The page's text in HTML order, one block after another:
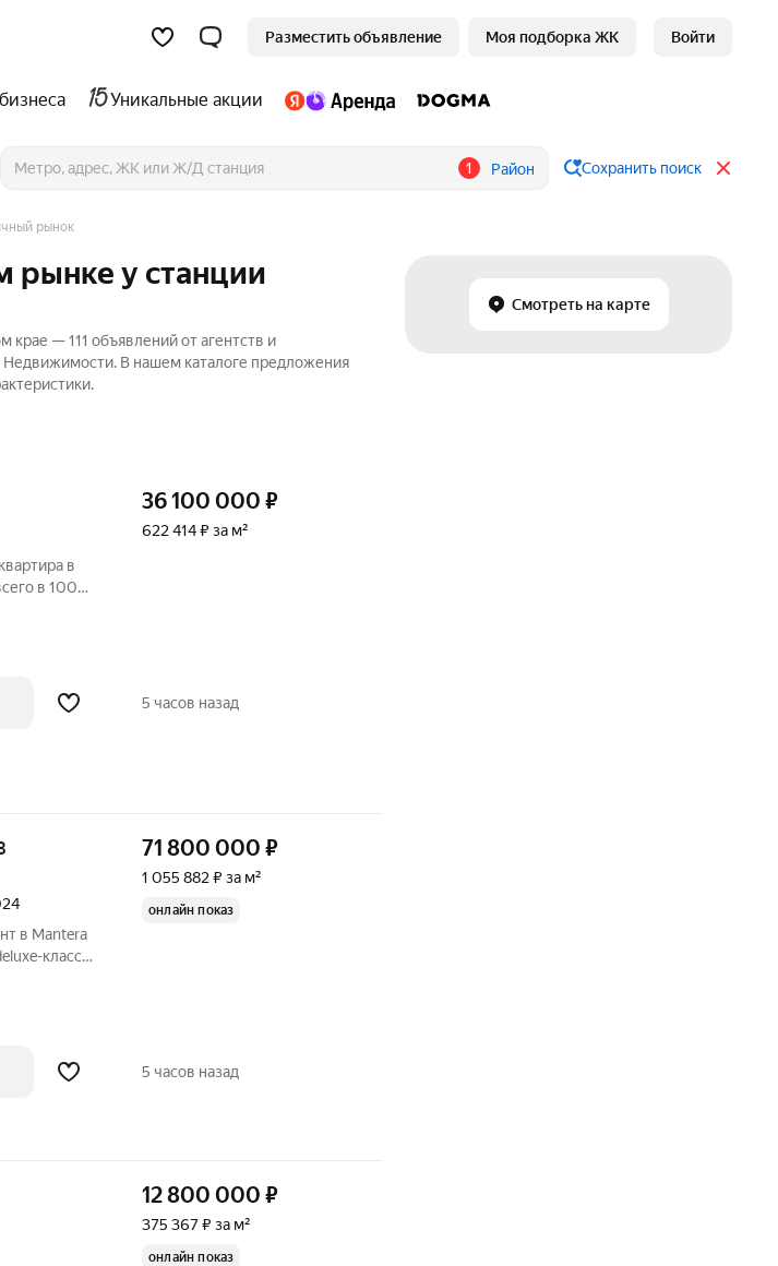
Разместить объявление Моя подборка ЖК Войти
Уникальные акции
1 Район Сохранить поиск
Смотреть на карте
рынок
рынке у станции
— 111 объявлений от агентств и
В нашем каталоге предложения
в
в 100
36 100 000 ₽
622 414 ₽ за м²
5 часов назад
в Mantera
класса
и
71 800 000 ₽
1 055 882 ₽ за м²
онлайн показ
5 часов назад
12 800 000 ₽
375 367 ₽ за м²
онлайн показ